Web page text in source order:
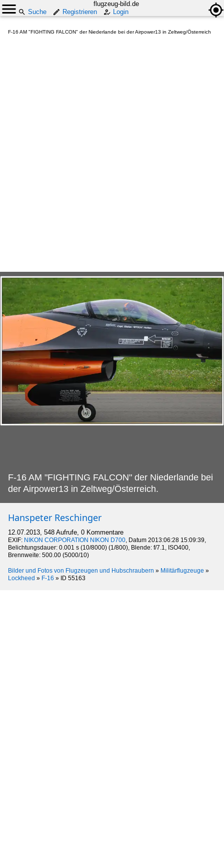
flugzeug-bild.de
Suche
Registrieren Login
F-16 AM "FIGHTING FALCON" der Niederlande bei der Airpower13 in Zeltweg/Österreich
F-16 AM "FIGHTING FALCON" der Niederlande bei
der Airpower13 in Zeltweg/Österreich.
Hanspeter Reschinger
12.07.2013, 548 Aufrufe, 0 Kommentare
EXIF: NIKON CORPORATION NIKON D700, Datum 2013:06:28 15:09:39,
Belichtungsdauer: 0.001 s (10/8000) (1/800), Blende: f/7.1, ISO400,
Brennweite: 500.00 (5000/10)
Bilder und Fotos von Flugzeugen und Hubschraubern » Militärflugzeuge »
Lockheed » F-16 » ID 55163